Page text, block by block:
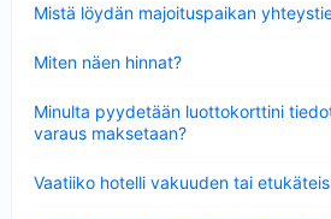
Mistä löydän majoituspaikan
Miten näen hinnat?
Minulta pyydetään luottokorttini
varaus maksetaan?
Vaatiiko hotelli vakuuden tai